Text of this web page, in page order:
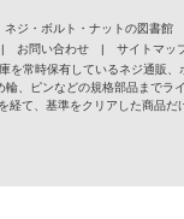
ネジ・ボルト・ナットの図書館
| お問い合わせ |
サイトマッ
常時保有しているネジ通販
、ピンなどの規格部品まで
経て、基準をクリアした商品